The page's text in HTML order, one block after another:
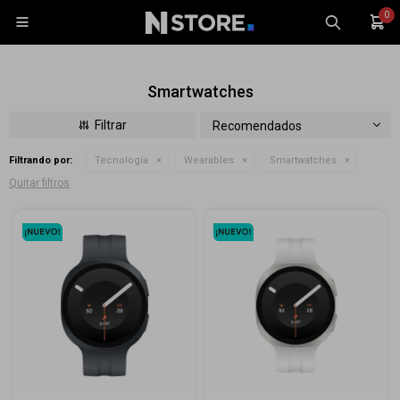
0

Smartwatches
Recomendados
Filtrando por: Tecnología Wearables Smartwatches
Quitar filtros
Tecnología
TV y Audio
Accesorios
Monitores